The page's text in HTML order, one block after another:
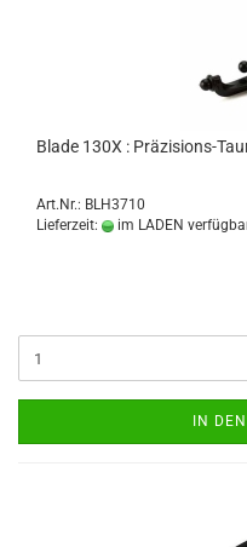
Blade 130X : Präzisions-
Art.Nr.: BLH3710
Lieferzeit:
im LADEN
IN